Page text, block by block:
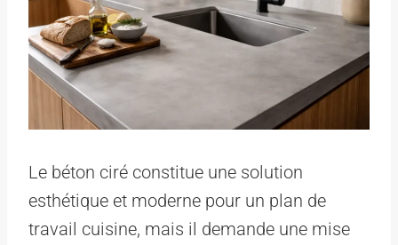
Le béton ciré constitue une solution
esthétique et moderne pour un plan de
travail cuisine, mais il demande une mise